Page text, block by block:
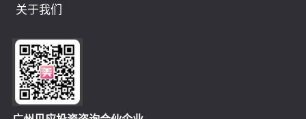
关于我们